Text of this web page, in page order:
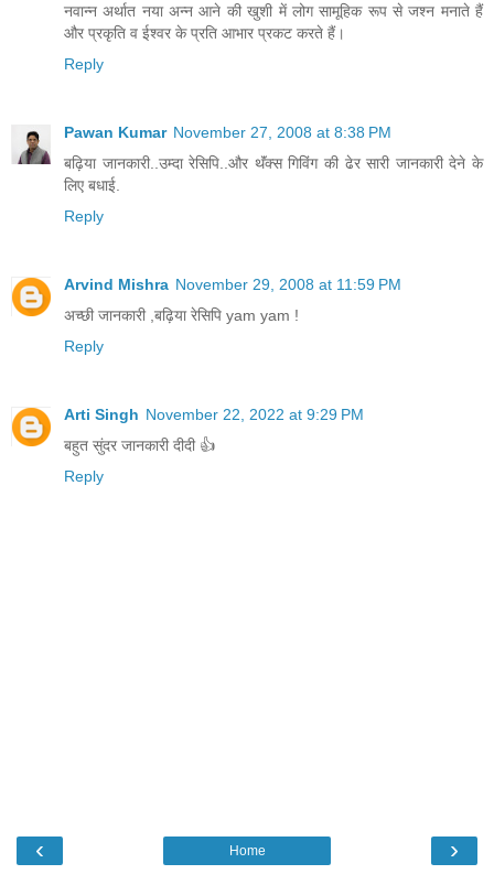
नवान्‍न अर्थात नया अन्‍न आने की खुशी में लोग सामूहिक रूप से जश्‍न मनाते हैं
और प्रकृति व ईश्‍वर के प्रति आभार प्रकट करते हैं।
Reply
Pawan Kumar November 27, 2008 at 8:38 PM
बढ़िया जानकारी..उम्दा रेसिपि..और थॅंक्स गिविंग की ढेर सारी जानकारी देने के
लिए बधाई.
Reply
Arvind Mishra November 29, 2008 at 11:59 PM
अच्छी जानकारी ,बढ़िया रेसिपि yam yam !
Reply
Arti Singh November 22, 2022 at 9:29 PM
बहुत सुंदर जानकारी दीदी 👍
Reply
‹ ›
Home